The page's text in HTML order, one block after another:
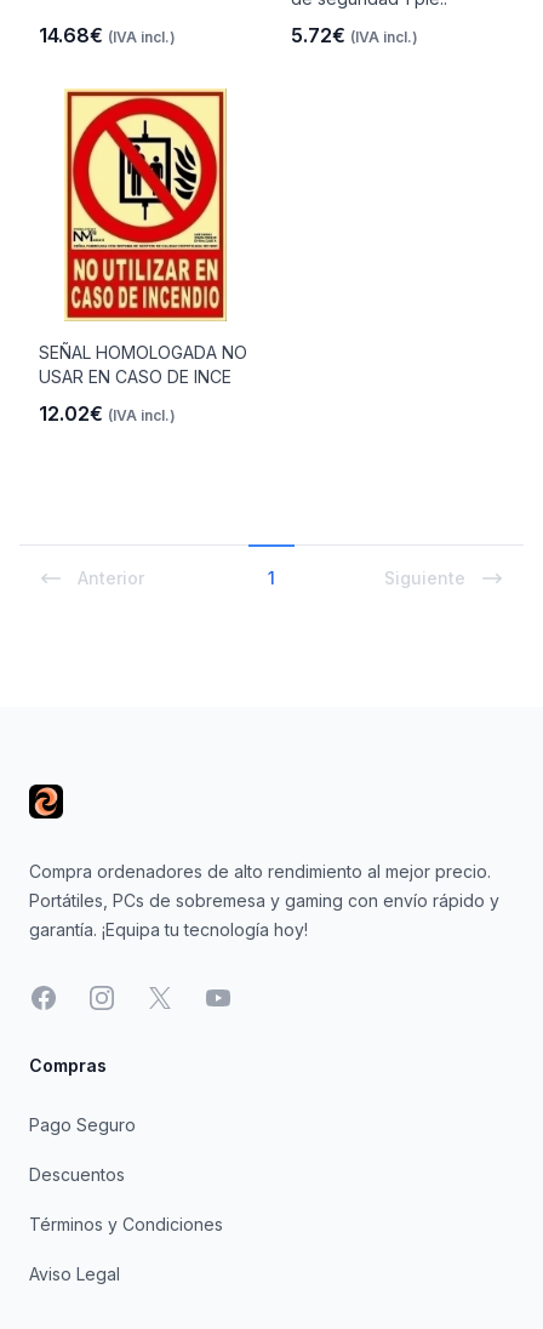
14.68€ (IVA incl.) 5.72€ (IVA incl.)
SEÑAL HOMOLOGADA NO
USAR EN CASO DE INCE
12.02€ (IVA incl.)
Anterior 1 Siguiente
Compra ordenadores de alto rendimiento al mejor precio.
Portátiles, PCs de sobremesa y gaming con envío rápido y
garantía. ¡Equipa tu tecnología hoy!
FacebookInstagram
X YouTube
Compras
Pago Seguro
Descuentos
Términos y Condiciones
Aviso Legal